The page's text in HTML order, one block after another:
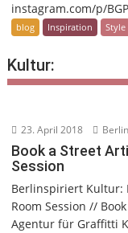
instagram.com/p/
blog Inspiration Style
Kultur:
23. April 2018
Book a Street
Session
Berlinspiriert Kultur:
Room Session //
Agentur für Graffitti